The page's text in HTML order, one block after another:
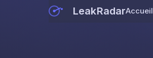
LeakRadarAccueil